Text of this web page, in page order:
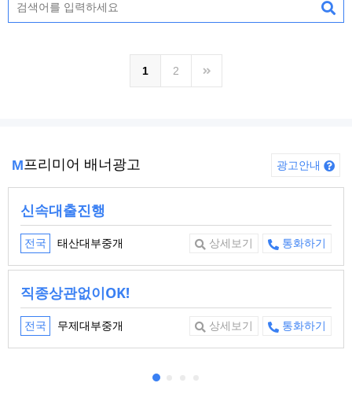
1 2
M프리미어 배너광고 광고안내
신속대출진행
전국 태산대부중개 상세보기 통화하기
직종상관없이OK!
전국 무제대부중개 상세보기 통화하기